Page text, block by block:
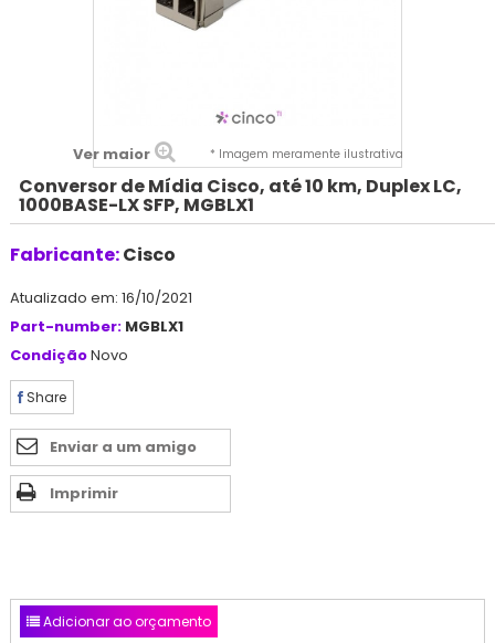
Ver maior * Imagem meramente ilustrativa
Conversor de Mídia Cisco, até 10 km, Duplex LC,
1000BASE-LX SFP, MGBLX1
Fabricante:Cisco
Atualizado em: 16/10/2021
Part-number: MGBLX1
CondiçãoNovo
Share
Enviar a um amigo
Imprimir
Adicionar ao orçamento